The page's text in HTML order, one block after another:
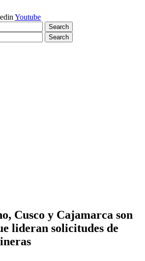
Youtube
Search
Search
Cusco y Cajamarca son
lideran solicitudes de